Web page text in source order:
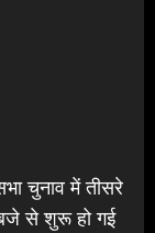
चुनाव में तीसरे
से शुरू हो गई